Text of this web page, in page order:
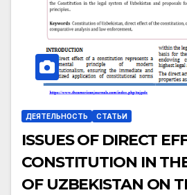
ДЕЯТЕЛЬНОСТЬ СТАТЬИ
ISSUES OF DIRECT
CONSTITUTION IN
OF UZBEKISTAN ON